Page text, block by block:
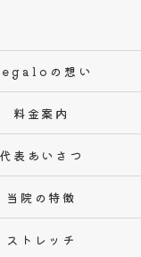
の想い
料金案内
代表あいさつ
当院の特徴
ストレッチ